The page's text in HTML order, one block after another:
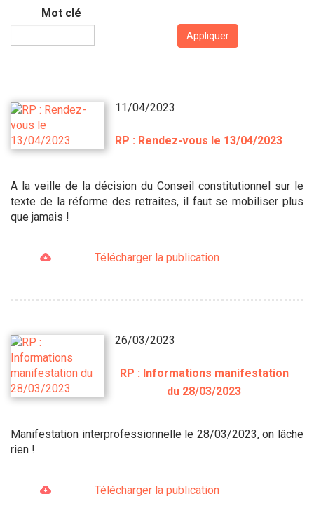
Mot clé
Appliquer
11/04/2023
RP : Rendez-vous le 13/04/2023
A la veille de la décision du Conseil constitutionnel sur le
texte de la réforme des retraites, il faut se mobiliser plus
que jamais !
Télécharger la publication
26/03/2023
RP : Informations manifestation
du 28/03/2023
Manifestation interprofessionnelle le 28/03/2023, on lâche
rien !
Télécharger la publication